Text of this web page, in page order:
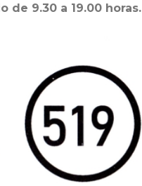
de 9.30 a 19.00 horas.